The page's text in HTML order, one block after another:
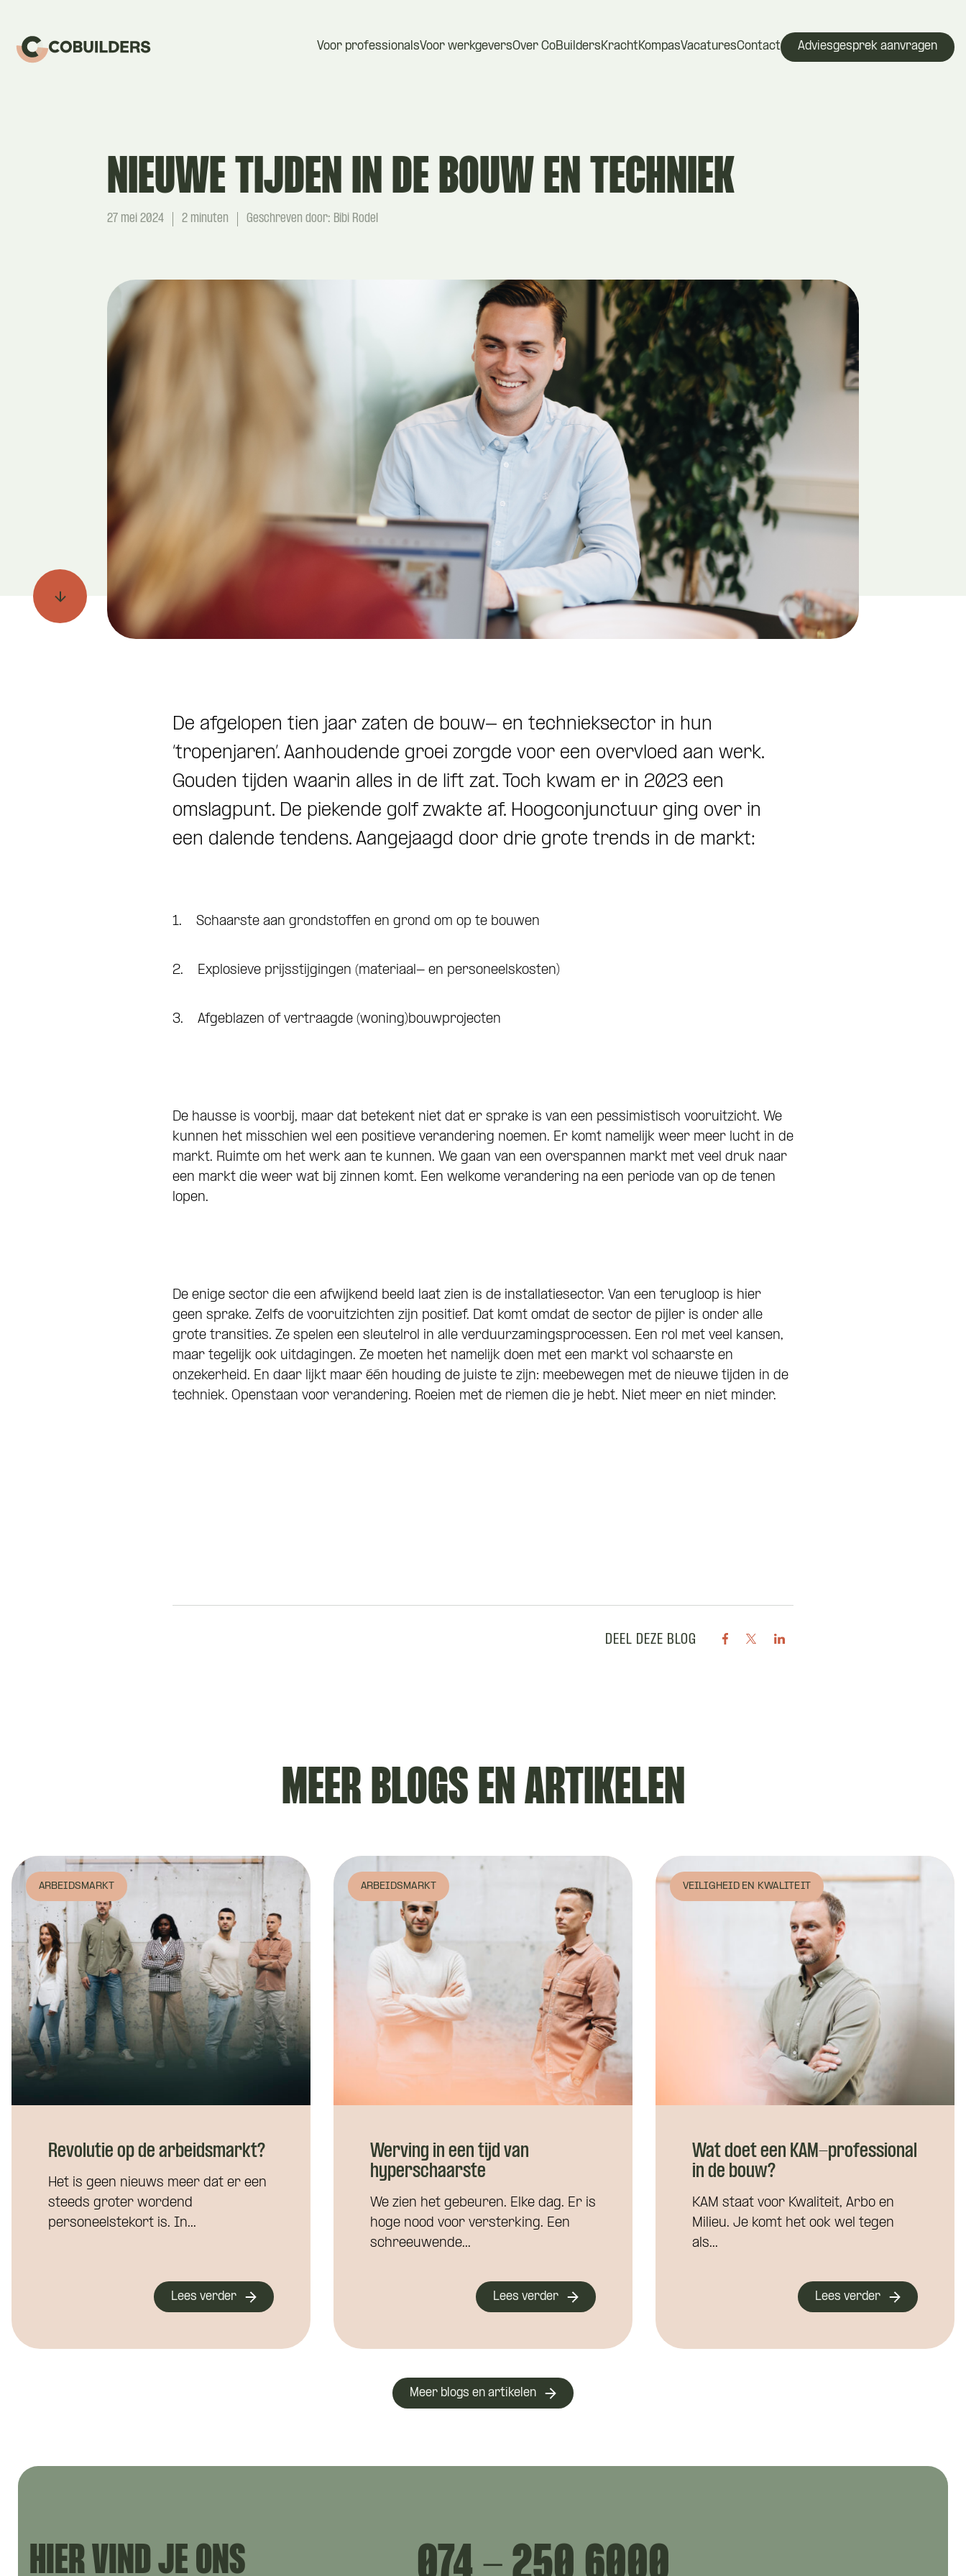
Voor professionalsVoor werkgeversOver CoBuildersKrachtKompasVacaturesContact Adviesgesprek aanvragen
NIEUWETIJDEN IN DE BOUW ENTECHNIEK
27 mei 2024 2 minuten Geschreven door: Bibi Rodel
De afgelopen tien jaar zaten de bouw- en technieksector in hun
‘tropenjaren’. Aanhoudende groei zorgde voor een overvloed aan werk.
Gouden tijden waarin alles in de lift zat. Toch kwam er in 2023 een
omslagpunt. De piekende golf zwakte af. Hoogconjunctuur ging over in
een dalende tendens. Aangejaagd door drie grote trends in de markt:
1. Schaarste aan grondstoffen en grond om op te bouwen
2. Explosieve prijsstijgingen (materiaal- en personeelskosten)
3. Afgeblazen of vertraagde (woning)bouwprojecten
De hausse is voorbij, maar dat betekent niet dat er sprake is van een pessimistisch vooruitzicht. We
kunnen het misschien wel een positieve verandering noemen. Er komt namelijk weer meer lucht in de
markt. Ruimte om het werk aan te kunnen. We gaan van een overspannen markt met veel druk naar
een markt die weer wat bij zinnen komt. Een welkome verandering na een periode van op de tenen
lopen.
De enige sector die een afwijkend beeld laat zien is de installatiesector. Van een terugloop is hier
geen sprake. Zelfs de vooruitzichten zijn positief. Dat komt omdat de sector de pijler is onder alle
grote transities. Ze spelen een sleutelrol in alle verduurzamingsprocessen. Een rol met veel kansen,
maar tegelijk ook uitdagingen. Ze moeten het namelijk doen met een markt vol schaarste en
onzekerheid. En daar lijkt maar één houding de juiste te zijn: meebewegen met de nieuwe tijden in de
techniek. Openstaan voor verandering. Roeien met de riemen die je hebt. Niet meer en niet minder.
DEEL DEZE BLOG
MEER BLOGS EN ARTIKELEN
ARBEIDSMARKT
Revolutie op de arbeidsmarkt?
Het is geen nieuws meer dat er een
steeds groter wordend
personeelstekort is. In...
Lees verder
ARBEIDSMARKT
Werving in een tijd van
hyperschaarste
We zien het gebeuren. Elke dag. Er is
hoge nood voor versterking. Een
schreeuwende...
Lees verder
VEILIGHEID EN KWALITEIT
Wat doet een KAM-professional
in de bouw?
KAM staat voor Kwaliteit, Arbo en
Milieu. Je komt het ook wel tegen
als...
Lees verder
Meer blogs en artikelen
HIER VIND JE ONS
Wat is je naam?
Wil je alvast wat kwijt?
Wat is je naam?
Namens welk bedrijf neem je contact op?
Wat is je telefoonnummer?